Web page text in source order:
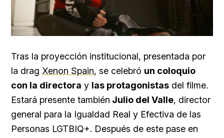
Tras la proyección institucional, presentada por
la drag Xenon Spain, se celebró un coloquio
con la directora y las protagonistas del filme.
Estará presente también Julio del Valle, director
general para la Igualdad Real y Efectiva de las
Personas LGTBIQ+. Después de este pase en